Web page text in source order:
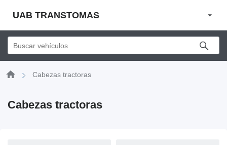
UAB TRANSTOMAS
Cabezas tractoras
Cabezas tractoras